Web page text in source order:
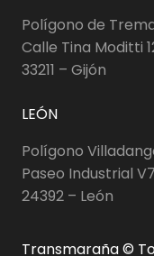
Polígono de
Calle Tina Moditti
33211 – Gijón
LEÓN
Polígono
Paseo Industrial
24392 – León
Transmaraña ©